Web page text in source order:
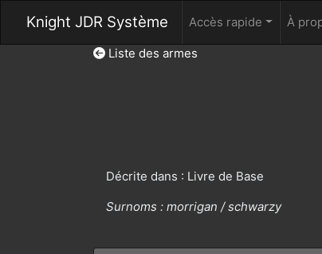
Knight JDR Système Accès rapide À
Liste des armes
Décrite dans : Livre de Base
Surnoms : morrigan / schwarzy